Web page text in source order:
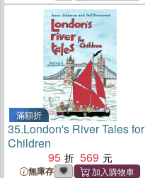
滿額折
35.London's River Tales for
Children
95
569
無庫存